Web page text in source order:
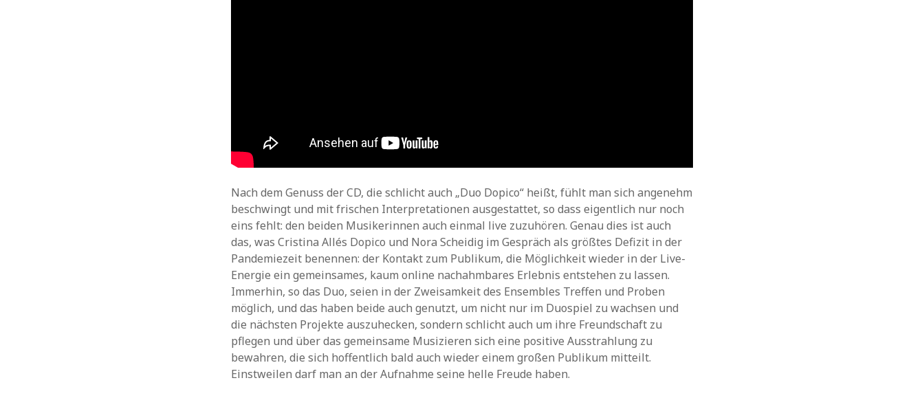
Nach dem Genuss der CD, die schlicht auch „Duo Dopico“ heißt, fühlt man sich angenehm
beschwingt und mit frischen Interpretationen ausgestattet, so dass eigentlich nur noch
eins fehlt: den beiden Musikerinnen auch einmal live zuzuhören. Genau dies ist auch
das, was Cristina Allés Dopico und Nora Scheidig im Gespräch als größtes Defizit in der
Pandemiezeit benennen: der Kontakt zum Publikum, die Möglichkeit wieder in der Live-
Energie ein gemeinsames, kaum online nachahmbares Erlebnis entstehen zu lassen.
Immerhin, so das Duo, seien in der Zweisamkeit des Ensembles Treffen und Proben
möglich, und das haben beide auch genutzt, um nicht nur im Duospiel zu wachsen und
die nächsten Projekte auszuhecken, sondern schlicht auch um ihre Freundschaft zu
pflegen und über das gemeinsame Musizieren sich eine positive Ausstrahlung zu
bewahren, die sich hoffentlich bald auch wieder einem großen Publikum mitteilt.
Einstweilen darf man an der Aufnahme seine helle Freude haben.